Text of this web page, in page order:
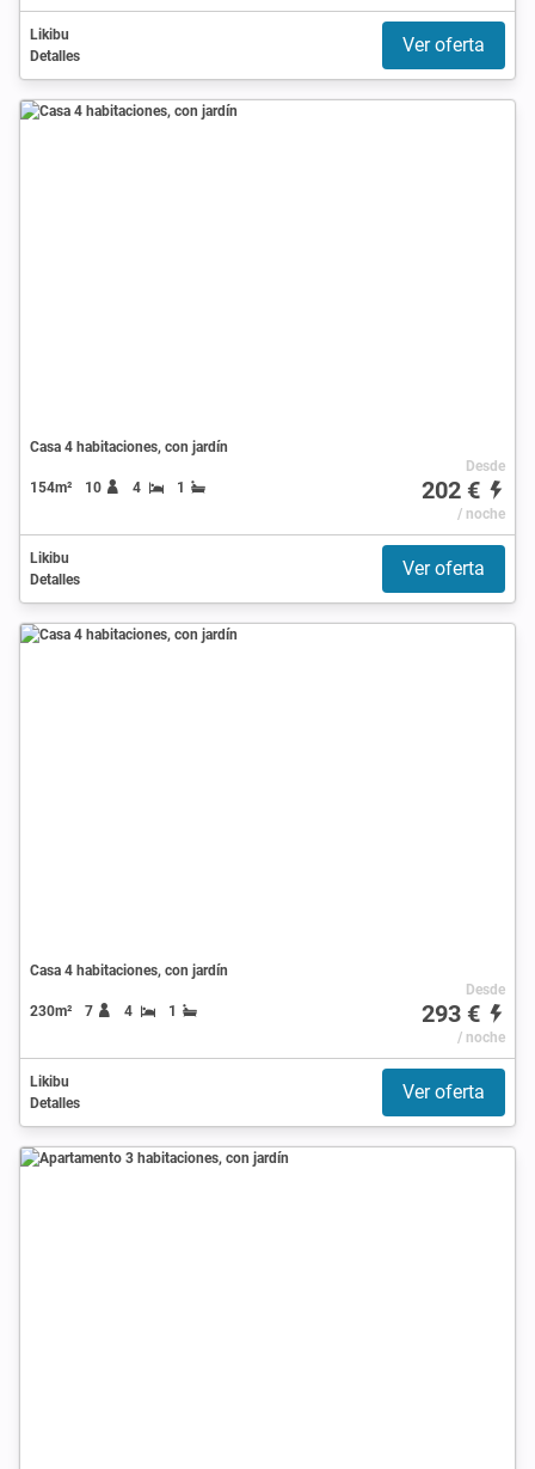
Likibu
Detalles
Ver oferta
Casa 4 habitaciones, con jardín
154m² 10 4 1
Desde
202 €
/ noche
Likibu
Detalles
Ver oferta
Casa 4 habitaciones, con jardín
230m² 7 4 1
Desde
293 €
/ noche
Likibu
Detalles
Ver oferta